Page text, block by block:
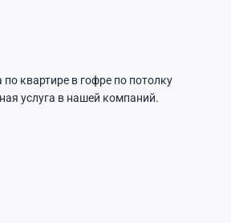
квартире в гофре по потолку
услуга в нашей компаний.